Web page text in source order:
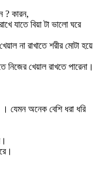
? কারন,
যাতে বিয়া টা ভালো ঘরে
না রাখাতে শরীর মোটা হয়ে
নিজের খেয়াল রাখতে পারেনা।
। যেমন অনেক বেশি ধরা ধরি